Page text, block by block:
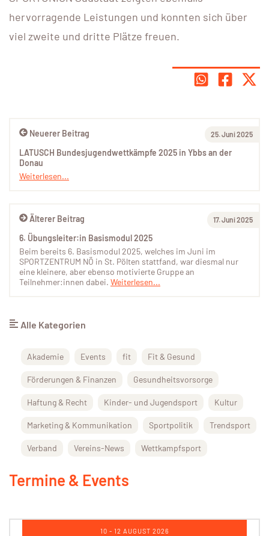
hervorragende Leistungen und konnten sich über
viel zweite und dritte Plätze freuen.
Älterer Beitrag 17. Juni 2025
6. Übungsleiter:in Basismodul 2025
Beim bereits 6. Basismodul 2025, welches im Juni im
SPORTZENTRUM NÖ in St. Pölten stattfand, war diesmal nur
eine kleinere, aber ebenso motivierte Gruppe an
Teilnehmer:innen dabei. Weiterlesen...
Neuerer Beitrag 25. Juni 2025
LATUSCH Bundesjugendwettkämpfe 2025 in Ybbs an der
Donau
Weiterlesen...
Alle Kategorien
Akademie Events fit Fit & Gesund
Förderungen & Finanzen Gesundheitsvorsorge
Haftung & Recht Kinder- und Jugendsport Kultur
Marketing & Kommunikation Sportpolitik Trendsport
Verband Vereins-News Wettkampfsport
Termine & Events
10 - 12 AUGUST 2026